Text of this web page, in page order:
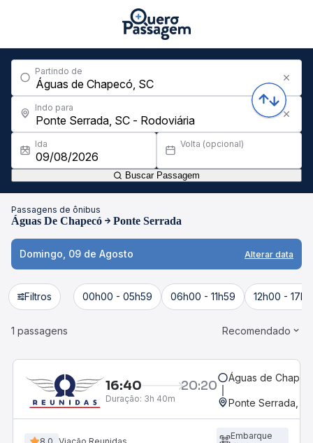
Partindo de
Indo para
Ida Volta (opcional)
Buscar Passagem
Passagens de ônibus
Águas De Chapecó Ponte Serrada
Domingo, 09 de Agosto Alterar data
Filtros 00h00 - 05h59 06h00 - 11h59 12h00 -
1 passagens Recomendado
16:40 20:20
Duração: 3h 40m
Águas de
Ponte Serrada,
8,0 Viação Reunidas
Embarque